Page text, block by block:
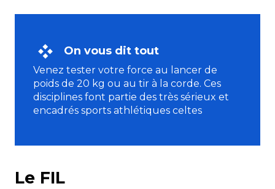
On vous dit tout
Venez tester votre force au lancer de
poids de 20 kg ou au tir à la corde. Ces
disciplines font partie des très sérieux et
encadrés sports athlétiques celtes
Le FIL